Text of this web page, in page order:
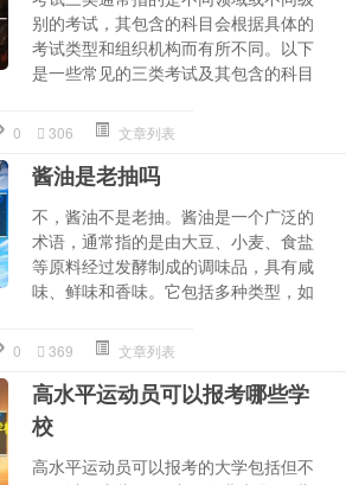
别的考试，其包含的科目会根据具体的
考试类型和组织机构而有所不同。以下
是一些常见的三类考试及其包含的科目
0 306 文章列表
酱油是老抽吗
不，酱油不是老抽。酱油是一个广泛的
术语，通常指的是由大豆、小麦、食盐
等原料经过发酵制成的调味品，具有咸
味、鲜味和香味。它包括多种类型，如
0 369 文章列表
高水平运动员可以报考哪些学
校
高水平运动员可以报考的大学包括但不